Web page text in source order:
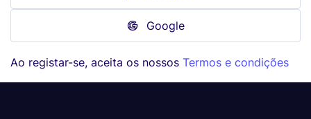
Google
Ao registar-se, aceita os nossos Termos e condições